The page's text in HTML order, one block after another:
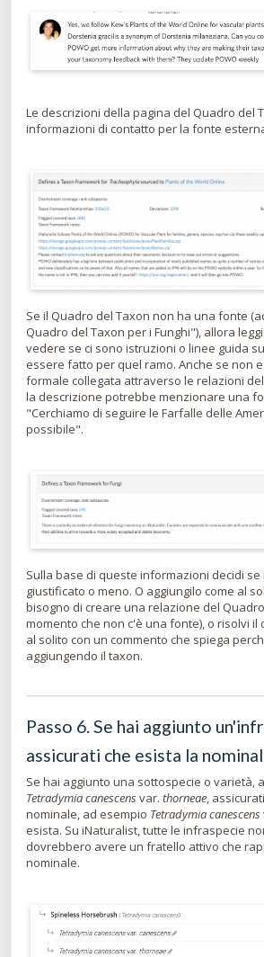
Le descrizioni della pagina del Quadro del
informazioni di contatto per la fonte
Se il Quadro del Taxon non ha una fonte
Quadro del Taxon per i Funghi"), allora
vedere se ci sono istruzioni o linee guida
essere fatto per quel ramo. Anche se non
formale collegata attraverso le relazioni
la descrizione potrebbe menzionare una
"Cerchiamo di seguire le Farfalle delle
possibile".
Sulla base di queste informazioni decidi
giustificato o meno. O aggiungilo come al
bisogno di creare una relazione del
momento che non c'è una fonte), o risolvi il
al solito con un commento che spiega
aggiungendo il taxon.
Passo 6. Se hai aggiunto
assicurati che esista la
Se hai aggiunto una sottospecie o varietà,
Tetradymia canescensvar. thorneae,
nominale, ad esempio Tetradymia canescens
esista. Su iNaturalist, tutte le infraspecie
dovrebbero avere un fratello attivo che
nominale.